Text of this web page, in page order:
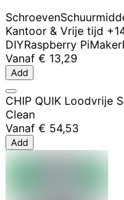
Schroeven
Kantoor & Vrije tijd
DIYRaspberry PiMaker
Vanaf € 13,29
Add
CHIP QUIK Loodvrije
Clean
Vanaf € 54,53
Add